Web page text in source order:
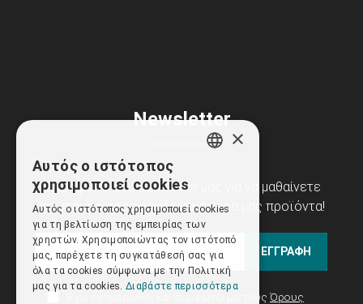
Newsletter
Εγγραφείτε στο newsletter μας για να μαθαίνετε
πρώτοι τις προσφορές και τα νέα μας προϊόντα!
ΕΓΓΡΑΦΗ
Έχω ενημερωθεί και συμφωνώ με τους Όρους
×
Αυτός ο ιστότοπος
χρησιμοποιεί cookies
Αυτός ο ιστότοπος χρησιμοποιεί cookies
για τη βελτίωση της εμπειρίας των
χρηστών. Χρησιμοποιώντας τον ιστότοπό
μας, παρέχετε τη συγκατάθεσή σας για
όλα τα cookies σύμφωνα με την Πολιτική
μας για τα cookies. Διαβάστε περισσότερα